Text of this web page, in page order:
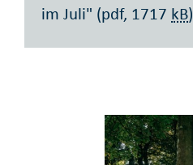
im Juli" (pdf, 1717 kB)